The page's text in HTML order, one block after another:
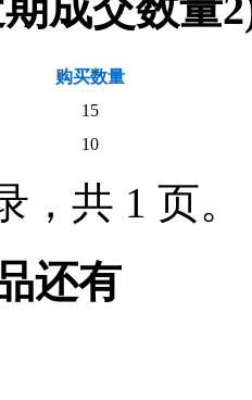
购买数量
15
10
，共 1 页。
还有